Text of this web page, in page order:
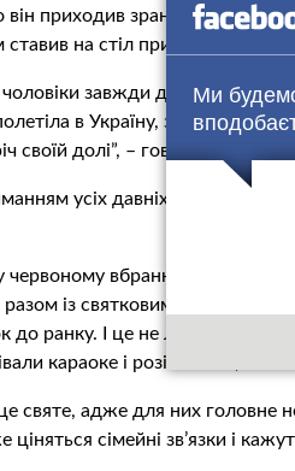
Ми
приходив зранку до нас у
на стіл пригощання для
чоловіки завжди дуже
в Україну, зібрала усі
своїй долі”, – говорить жінка.
усіх давніх китайських
вбранні. Чоловік
із святковим обідом
до ранку. І це не лише весільна
караоке і розійшлися,” –
святе, адже для них головне
сімейні зв’язки і